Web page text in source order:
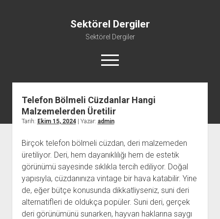
Sektörel Dergiler
Sektörel Dergiler
menüyü
aç
Linkedin Beğeni Atma Ücretsiz
Liste
Twitter Gizli Yanıt Görme
Youtube Beğeni Yükseltme Hilesi
Telefon Bölmeli Cüzdanlar Hangi
Malzemelerden Üretilir
Tarih: Ekim 15, 2024| Yazar: admin
Birçok telefon bölmeli cüzdan, deri malzemeden
üretiliyor. Deri, hem dayanıklılığı hem de estetik
görünümü sayesinde sıklıkla tercih ediliyor. Doğal
yapısıyla, cüzdanınıza vintage bir hava katabilir. Yine
de, eğer bütçe konusunda dikkatliyseniz, suni deri
alternatifleri de oldukça popüler. Suni deri, gerçek
deri görünümünü sunarken, hayvan haklarına saygı